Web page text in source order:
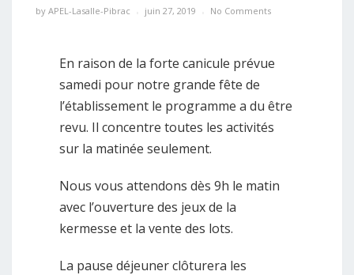
by APEL-Lasalle-Pibrac juin 27, 2019 No Comments
En raison de la forte canicule prévue
samedi pour notre grande fête de
l’établissement le programme a du être
revu. Il concentre toutes les activités
sur la matinée seulement.
Nous vous attendons dès 9h le matin
avec l’ouverture des jeux de la
kermesse et la vente des lots.
La pause déjeuner clôturera les